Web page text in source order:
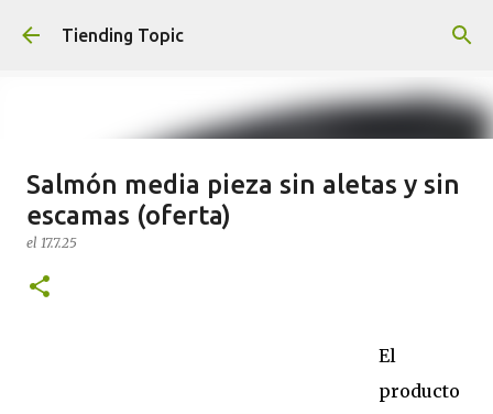
Ir al contenido principal
Tiending Topic
Maquillaje fluido Hydra Deliplus
210 cappuccino (nuevo)
el24.9.25
Salmón media pieza sin aletas y sin
escamas (oferta)
el 17.7.25
El
producto